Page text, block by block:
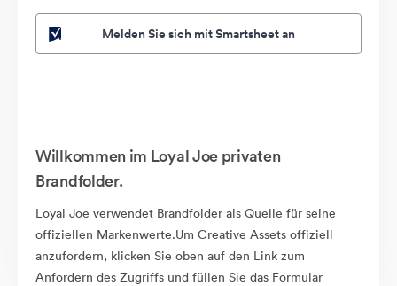
Melden Sie sich mit Smartsheet an
Willkommen im Loyal Joe privaten
Brandfolder.
Loyal Joe verwendet Brandfolder als Quelle für seine
offiziellen Markenwerte.Um Creative Assets offiziell
anzufordern, klicken Sie oben auf den Link zum
Anfordern des Zugriffs und füllen Sie das Formular